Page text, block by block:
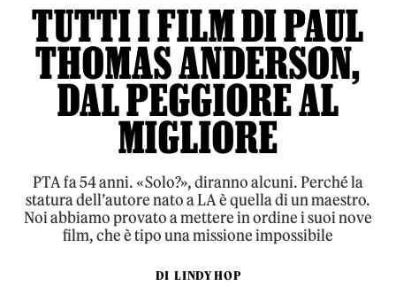
TUTTI I FILM DI PAUL
THOMAS ANDERSON,
DAL PEGGIORE AL
MIGLIORE
PTA fa 54 anni. «Solo?», diranno alcuni. Perché la
statura dell’autore nato a LA è quella di un maestro.
Noi abbiamo provato a mettere in ordine i suoi nove
film, che è tipo una missione impossibile
DI LINDY HOP